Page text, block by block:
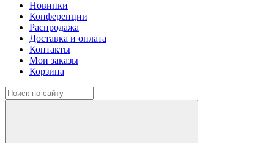
Новинки
Конференции
Распродажа
Доставка и оплата
Контакты
Мои заказы
Корзина